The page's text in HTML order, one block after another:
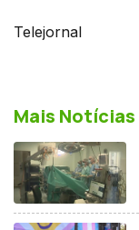
Telejornal
Mais Notícias